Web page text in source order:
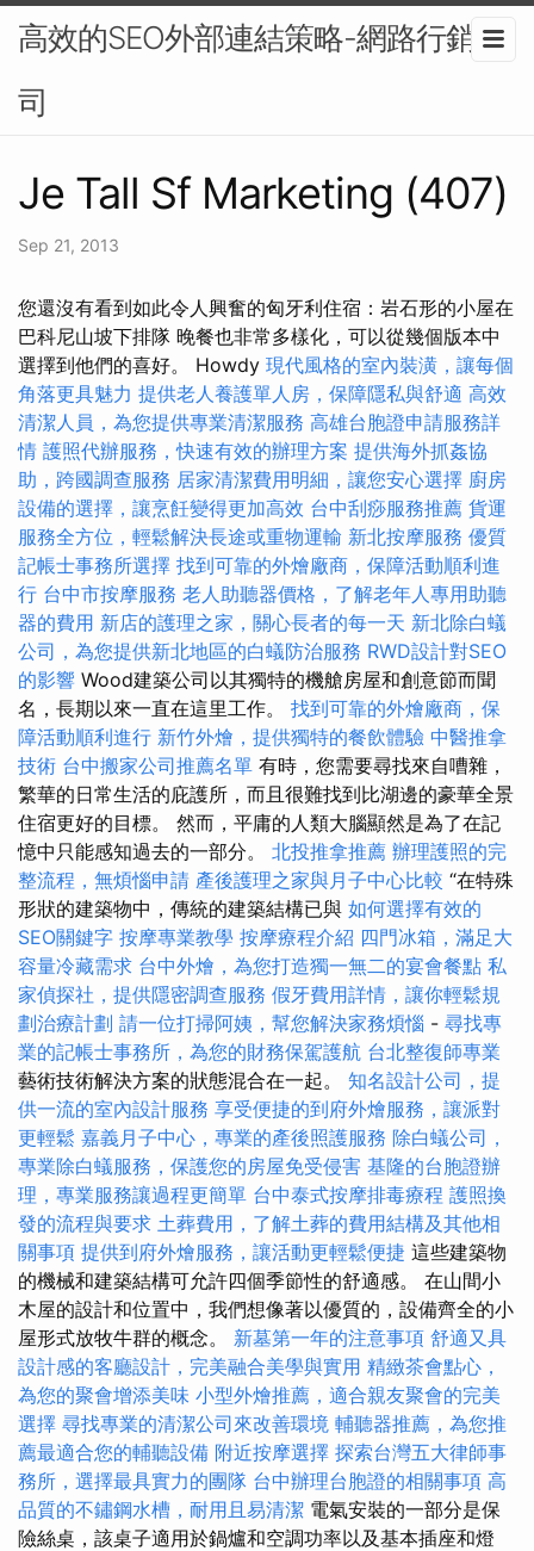
高效的SEO外部連結策略-網路行銷公
司
Je Tall Sf Marketing (407)
Sep 21, 2013
您還沒有看到如此令人興奮的匈牙利住宿：岩石形的小屋在
巴科尼山坡下排隊 晚餐也非常多樣化，可以從幾個版本中
選擇到他們的喜好。 Howdy 現代風格的室內裝潢，讓每個
角落更具魅力 提供老人養護單人房，保障隱私與舒適 高效
清潔人員，為您提供專業清潔服務 高雄台胞證申請服務詳
情 護照代辦服務，快速有效的辦理方案 提供海外抓姦協
助，跨國調查服務 居家清潔費用明細，讓您安心選擇 廚房
設備的選擇，讓烹飪變得更加高效 台中刮痧服務推薦 貨運
服務全方位，輕鬆解決長途或重物運輸 新北按摩服務 優質
記帳士事務所選擇 找到可靠的外燴廠商，保障活動順利進
行 台中市按摩服務 老人助聽器價格，了解老年人專用助聽
器的費用 新店的護理之家，關心長者的每一天 新北除白蟻
公司，為您提供新北地區的白蟻防治服務 RWD設計對SEO
的影響 Wood建築公司以其獨特的機艙房屋和創意節而聞
名，長期以來一直在這里工作。 找到可靠的外燴廠商，保
障活動順利進行 新竹外燴，提供獨特的餐飲體驗 中醫推拿
技術 台中搬家公司推薦名單 有時，您需要尋找來自嘈雜，
繁華的日常生活的庇護所，而且很難找到比湖邊的豪華全景
住宿更好的目標。 然而，平庸的人類大腦顯然是為了在記
憶中只能感知過去的一部分。 北投推拿推薦 辦理護照的完
整流程，無煩惱申請 產後護理之家與月子中心比較 “在特殊
形狀的建築物中，傳統的建築結構已與 如何選擇有效的
SEO關鍵字 按摩專業教學 按摩療程介紹 四門冰箱，滿足大
容量冷藏需求 台中外燴，為您打造獨一無二的宴會餐點 私
家偵探社，提供隱密調查服務 假牙費用詳情，讓你輕鬆規
劃治療計劃 請一位打掃阿姨，幫您解決家務煩惱 - 尋找專
業的記帳士事務所，為您的財務保駕護航 台北整復師專業
藝術技術解決方案的狀態混合在一起。 知名設計公司，提
供一流的室內設計服務 享受便捷的到府外燴服務，讓派對
更輕鬆 嘉義月子中心，專業的產後照護服務 除白蟻公司，
專業除白蟻服務，保護您的房屋免受侵害 基隆的台胞證辦
理，專業服務讓過程更簡單 台中泰式按摩排毒療程 護照換
發的流程與要求 土葬費用，了解土葬的費用結構及其他相
關事項 提供到府外燴服務，讓活動更輕鬆便捷 這些建築物
的機械和建築結構可允許四個季節性的舒適感。 在山間小
木屋的設計和位置中，我們想像著以優質的，設備齊全的小
屋形式放牧牛群的概念。 新墓第一年的注意事項 舒適又具
設計感的客廳設計，完美融合美學與實用 精緻茶會點心，
為您的聚會增添美味 小型外燴推薦，適合親友聚會的完美
選擇 尋找專業的清潔公司來改善環境 輔聽器推薦，為您推
薦最適合您的輔聽設備 附近按摩選擇 探索台灣五大律師事
務所，選擇最具實力的團隊 台中辦理台胞證的相關事項 高
品質的不鏽鋼水槽，耐用且易清潔 電氣安裝的一部分是保
險絲桌，該桌子適用於鍋爐和空調功率以及基本插座和燈